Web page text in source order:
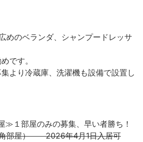
めのベランダ、シャンプードレッサ
です。
より冷蔵庫、洗濯機も設備で設置し
≫１部屋のみの募集、早い者勝ち！
角部屋） 2026年4月1日入居可